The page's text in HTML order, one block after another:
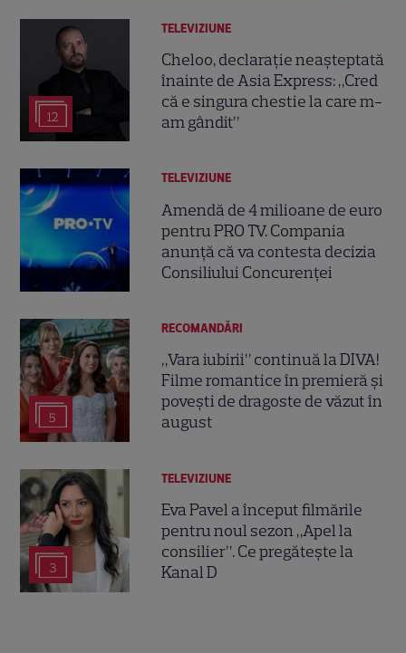
12
TELEVIZIUNE
Cheloo, declarație neașteptată
înainte de Asia Express: „Cred
că e singura chestie la care m-
am gândit”
TELEVIZIUNE
Amendă de 4 milioane de euro
pentru PRO TV. Compania
anunță că va contesta decizia
Consiliului Concurenței
5
RECOMANDĂRI
„Vara iubirii” continuă la DIVA!
Filme romantice în premieră și
povești de dragoste de văzut în
august
3
TELEVIZIUNE
Eva Pavel a început filmările
pentru noul sezon „Apel la
consilier”. Ce pregătește la
Kanal D